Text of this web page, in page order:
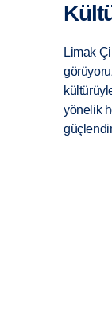
Limak
yönelik